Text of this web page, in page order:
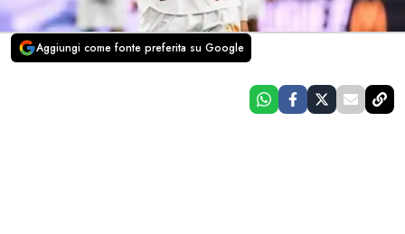
Aggiungi come fonte preferita su Google